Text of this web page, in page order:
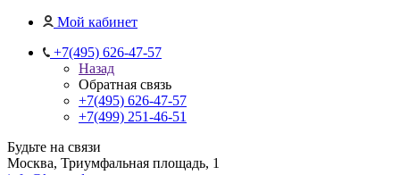
Мой кабинет
+7(495) 626-47-57
Назад
Обратная связь
+7(495) 626-47-57
+7(499) 251-46-51
Будьте на связи
Москва, Триумфальная площадь, 1